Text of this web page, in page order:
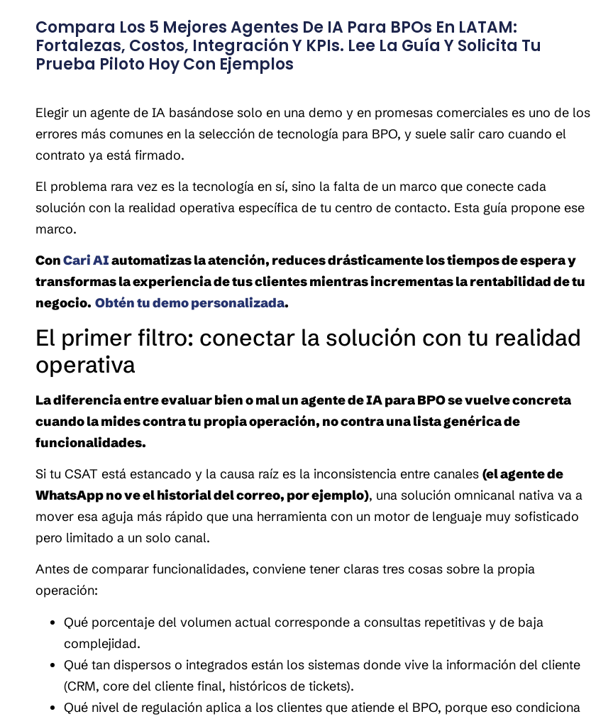
Compara Los 5 Mejores Agentes De IA Para BPOs En LATAM:
Fortalezas, Costos, Integración Y KPIs. Lee La Guía Y Solicita Tu
Prueba Piloto Hoy Con Ejemplos
Elegir un agente de IA basándose solo en una demo y en promesas comerciales es uno de los
errores más comunes en la selección de tecnología para BPO, y suele salir caro cuando el
contrato ya está firmado.
El problema rara vez es la tecnología en sí, sino la falta de un marco que conecte cada
solución con la realidad operativa específica de tu centro de contacto. Esta guía propone ese
marco.
Con Cari AI automatizas la atención, reduces drásticamente los tiempos de espera y
transformas la experiencia de tus clientes mientras incrementas la rentabilidad de tu
negocio. Obtén tu demo personalizada.
El primer filtro: conectar la solución con tu realidad
operativa
La diferencia entre evaluar bien o mal un agente de IA para BPO se vuelve concreta
cuando la mides contra tu propia operación, no contra una lista genérica de
funcionalidades.
Si tu CSAT está estancado y la causa raíz es la inconsistencia entre canales (el agente de
WhatsApp no ve el historial del correo, por ejemplo), una solución omnicanal nativa va a
mover esa aguja más rápido que una herramienta con un motor de lenguaje muy sofisticado
pero limitado a un solo canal.
Antes de comparar funcionalidades, conviene tener claras tres cosas sobre la propia
operación:
Qué porcentaje del volumen actual corresponde a consultas repetitivas y de baja
complejidad.
Qué tan dispersos o integrados están los sistemas donde vive la información del cliente
(CRM, core del cliente final, históricos de tickets).
Qué nivel de regulación aplica a los clientes que atiende el BPO, porque eso condiciona